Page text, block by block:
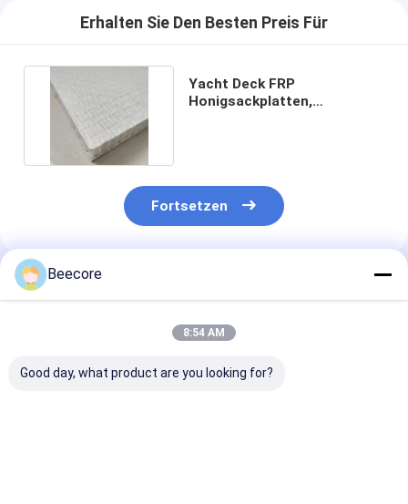
Erhalten Sie Den Besten Preis Für
Yacht Deck FRP
Honigsackplatten,
Fortsetzen
Empfohlene Produkte
Beecore
8:54 AM
Good day, what product are you looking for?